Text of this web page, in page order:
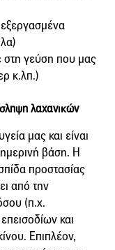
γεύση που μας
κ.λπ.)
λαχανικών
μας και είναι
βάση. Η
προστασίας
από την
(π.χ.
και
Επιπλέον,